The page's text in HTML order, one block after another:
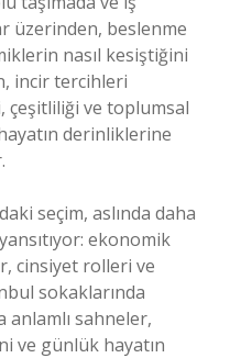
üzerinden, beslenme
nasıl kesiştiğini
incir tercihleri
çeşitliliği ve toplumsal
derinliklerine
seçim, aslında daha
ekonomik
cinsiyet rolleri ve
sokaklarında
anlamlı sahneler,
ve günlük hayatın